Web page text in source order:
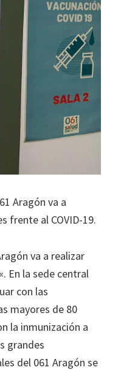
Aragón va a
frente al COVID-19.
va a realizar
«. En la sede central
con las
mayores de 80
la inmunización a
grandes
del 061 Aragón se